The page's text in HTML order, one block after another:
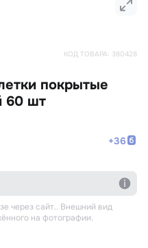
КОД ТОВАРА: 380428
покрытые
60 шт
+36
через сайт.. Внешний вид
на фотографии.